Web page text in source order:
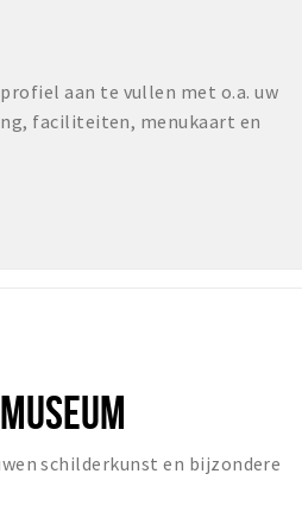
aan te vullen met o.a. uw
faciliteiten, menukaart en
schilderkunst en bijzondere